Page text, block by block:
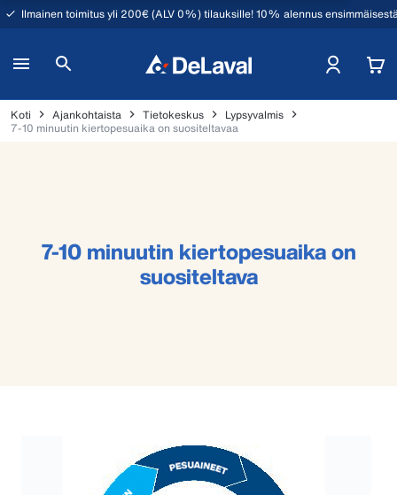
Ilmainen toimitus yli 200€ (ALV 0%) tilauksille! 10% alennus
Koti Ajankohtaista Tietokeskus
Lypsyvalmis
7-10 minuutin kiertopesuaika on suositeltavaa
7-10 minuutin kiertopesuaika on
suositeltava